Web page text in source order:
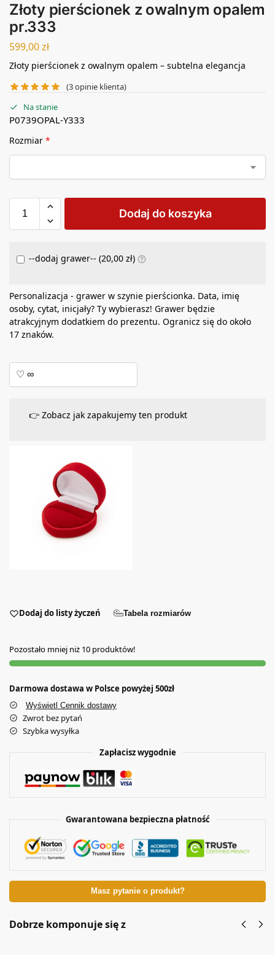
Złoty pierścionek z owalnym opalem
pr.333
599,00zł
Złoty pierścionek z owalnym opalem – subtelna elegancja
(3opinie klienta)
Na stanie
P0739OPAL-Y333
Rozmiar *
Dodaj do koszyka
--dodaj grawer-- (20,00 zł)
Personalizacja - grawer w szynie pierścionka. Data, imię
osoby, cytat, inicjały? Ty wybierasz! Grawer będzie
atrakcyjnym dodatkiem do prezentu. Ogranicz się do około
17 znaków.
👉 Zobacz jak zapakujemy ten produkt
Dodaj do listy życzeń Tabela rozmiarów
Pozostało mniej niż 10 produktów!
Darmowa dostawa w Polsce powyżej 500zł
Wyświetl Cennik dostawy
Zwrot bez pytań
Szybka wysyłka
Zapłacisz wygodnie
Gwarantowana bezpieczna płatność
Masz pytanie o produkt?
Dobrze komponuje się z